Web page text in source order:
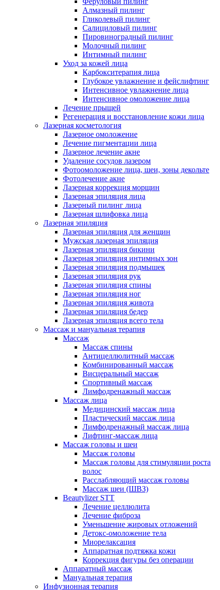
Алмазный пилинг
Гликолевый пилинг
Салициловый пилинг
Пировиноградный пилинг
Молочный пилинг
Интимный пилинг
Уход за кожей лица
Карбокситерапия лица
Глубокое увлажнение и фейслифтинг
Интенсивное увлажнение лица
Интенсивное омоложение лица
Лечение прыщей
Регенерация и восстановление кожи лица
Лазерная косметология
Лазерное омоложение
Лечение пигментации лица
Лазерное лечение акне
Удаление сосудов лазером
Фотоомоложение лица, шеи, зоны декольте
Фотолечение акне
Лазерная коррекция морщин
Лазерная эпиляция лица
Лазерный пилинг лица
Лазерная шлифовка лица
Лазерная эпиляция
Лазерная эпиляция для женщин
Мужская лазерная эпиляция
Лазерная эпиляция бикини
Лазерная эпиляция интимных зон
Лазерная эпиляция подмышек
Лазерная эпиляция рук
Лазерная эпиляция спины
Лазерная эпиляция ног
Лазерная эпиляция живота
Лазерная эпиляция бедер
Лазерная эпиляция всего тела
Массаж и мануальная терапия
Массаж
Массаж спины
Антицеллюлитный массаж
Комбинированный массаж
Висцеральный массаж
Спортивный массаж
Лимфодренажный массаж
Массаж лица
Медицинский массаж лица
Пластический массаж лица
Лимфодренажный массаж лица
Лифтинг-массаж лица
Массаж головы и шеи
Массаж головы
Массаж головы для стимуляции роста
волос
Расслабляющий массаж головы
Массаж шеи (ШВЗ)
Beautylizer STT
Лечение целлюлита
Лечение фиброза
Уменьшение жировых отложений
Детокс-омоложение тела
Миорелаксация
Аппаратная подтяжка кожи
Коррекция фигуры без операции
Аппаратный массаж
Мануальная терапия
Инфузионная терапия